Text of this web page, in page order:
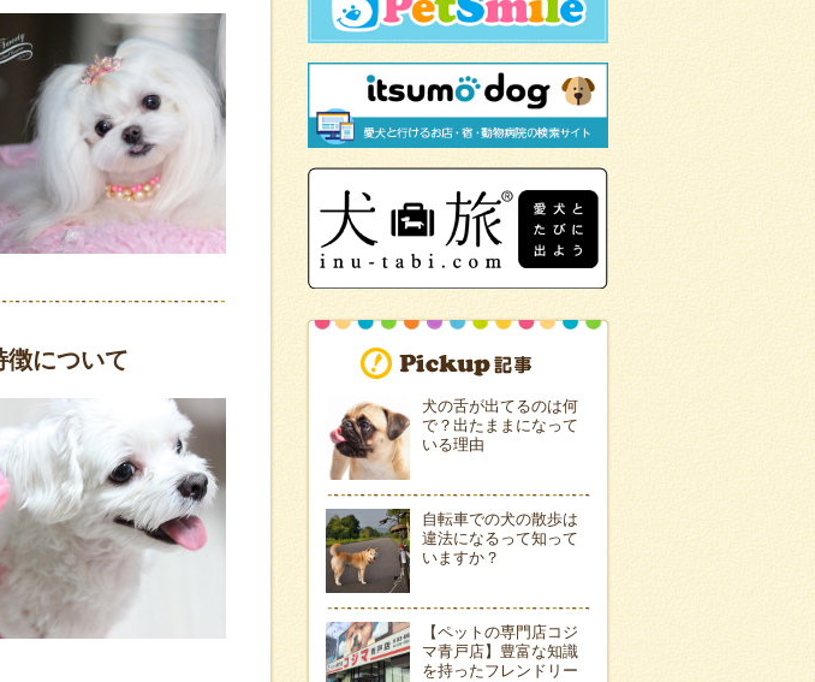
徴について
犬の舌が出てるのは何
で？出たままになって
いる理由
自転車での犬の散歩は
違法になるって知って
いますか？
【ペットの専門店コジ
マ青戸店】豊富な知識
を持ったフレンドリー